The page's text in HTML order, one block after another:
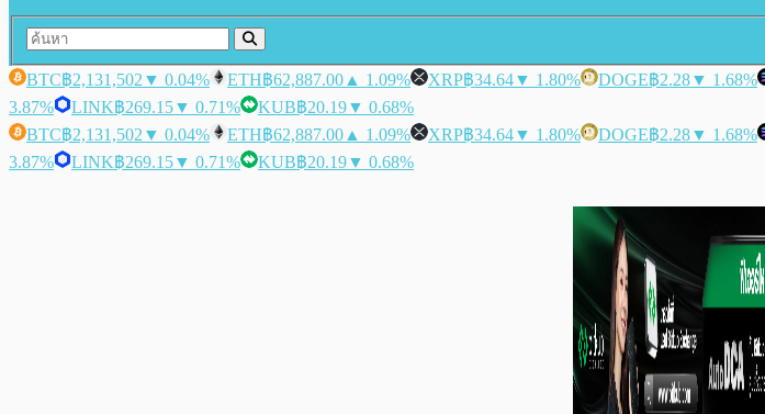
BTC฿2,131,502 ▼ 0.04% ETH฿62,887.00 ▲ 1.09% XRP฿34.64▼ 1.80% DOGE฿2.28▼ 1.68%
3.87%
LINK฿269.15▼ 0.71% KUB฿20.19▼ 0.68%
BTC฿2,131,502 ▼ 0.04% ETH฿62,887.00 ▲ 1.09% XRP฿34.64▼ 1.80% DOGE฿2.28▼ 1.68%
3.87%
LINK฿269.15▼ 0.71% KUB฿20.19▼ 0.68%